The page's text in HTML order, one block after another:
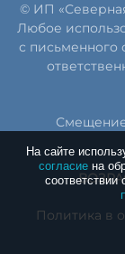
На сайте
согласиена
соответствии
© ИП
Любое
с письменного
Политика в